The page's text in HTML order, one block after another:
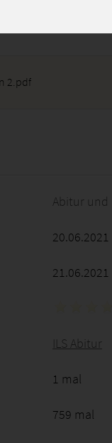
2.pdf
Abitur und
21.06.2021
ILS Abitur
1 mal
759 mal